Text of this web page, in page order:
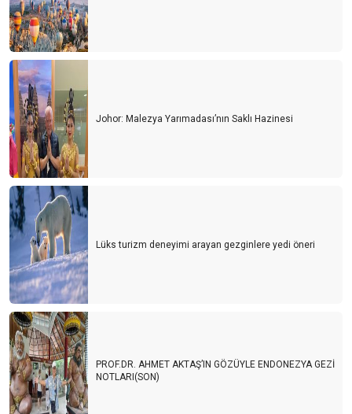
Johor: Malezya Yarımadası’nın Saklı Hazinesi
Lüks turizm deneyimi arayan gezginlere yedi öneri
PROF.DR. AHMET AKTAŞ’IN GÖZÜYLE ENDONEZYA GEZİ
NOTLARI(SON)